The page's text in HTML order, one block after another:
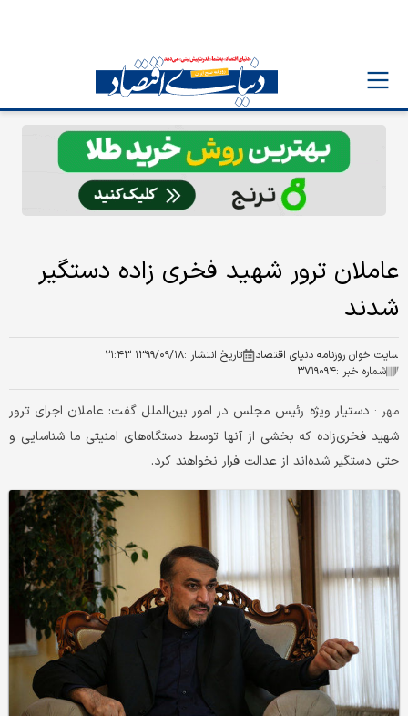
عاملان ترور شهید فخری زاده دستگیر
شدند
سایت خوان روزنامه دنیای اقتصاد تاریخ انتشار :۱۳۹۹/۰۹/۱۸ ۲۱:۴۳
شماره خبر :۳۷۱۹۰۹۴
مهر : دستیار ویژه رئیس مجلس در امور بین‌الملل گفت: عاملان اجرای ترور
شهید فخری‌زاده که بخشی از آنها توسط دستگاه‌های امنیتی ما شناسایی و
حتی دستگیر شده‌اند از عدالت فرار نخواهند کرد.